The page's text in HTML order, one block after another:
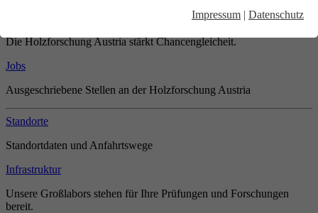
Impressum | Datenschutz
Die Holzforschung Austria stärkt Chancengleicheit.
Jobs
Ausgeschriebene Stellen an der Holzforschung Austria
Standorte
Standortdaten und Anfahrtswege
Infrastruktur
Unsere Großlabors stehen für Ihre Prüfungen und Forschungen
bereit.